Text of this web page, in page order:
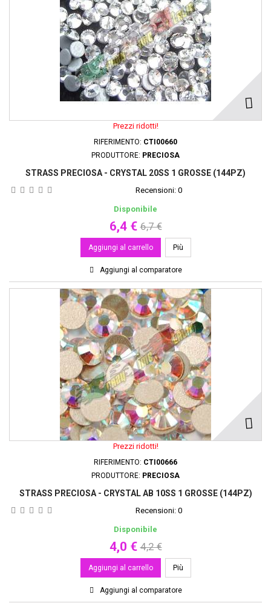
Prezzi ridotti!
RIFERIMENTO: CTI00660
PRODUTTORE: PRECIOSA
STRASS PRECIOSA - CRYSTAL 20SS 1 GROSSE (144PZ)
Recensioni: 0
Disponibile
6,4 € 6,7 €
Aggiungi al carrello Più
Aggiungi al comparatore
Prezzi ridotti!
RIFERIMENTO: CTI00666
PRODUTTORE: PRECIOSA
STRASS PRECIOSA - CRYSTAL AB 10SS 1 GROSSE (144PZ)
Recensioni: 0
Disponibile
4,0 € 4,2 €
Aggiungi al carrello Più
Aggiungi al comparatore